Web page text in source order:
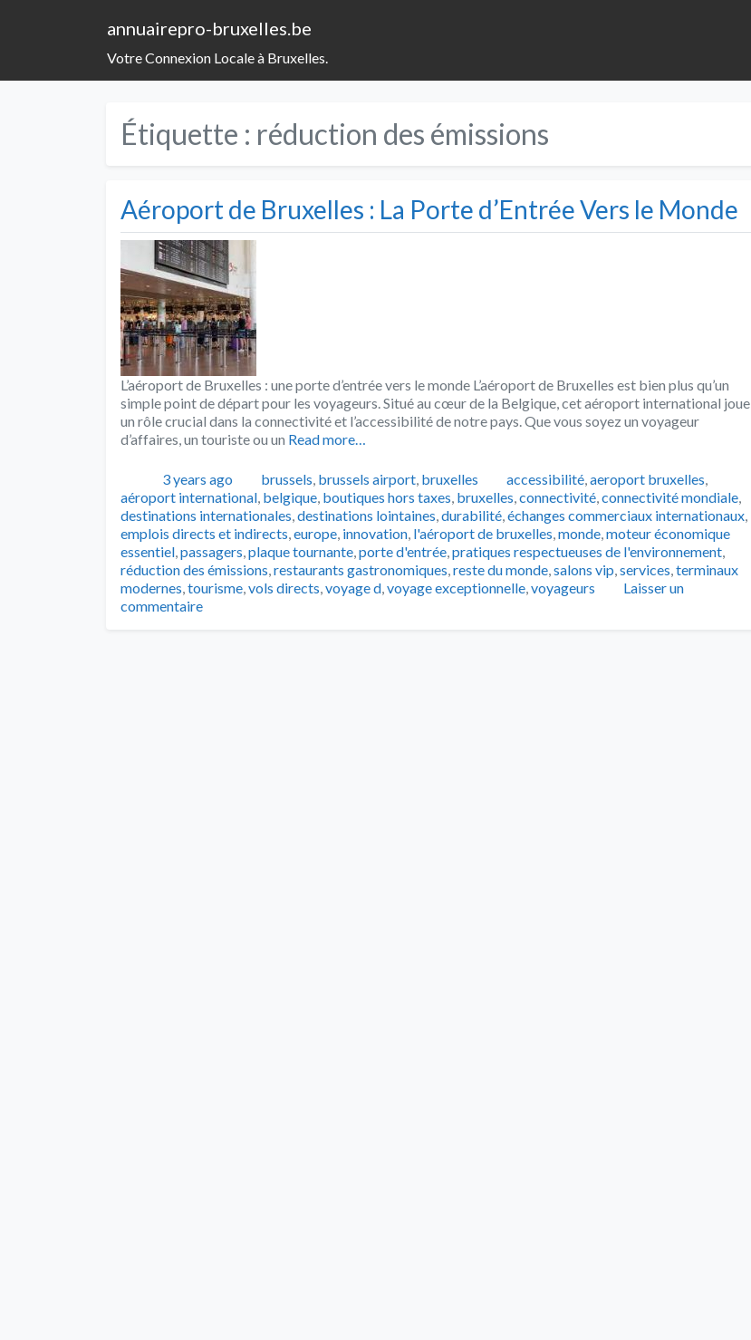
annuairepro-bruxelles.be
Votre Connexion Locale à Bruxelles.
Étiquette : réduction des émissions
Aéroport de Bruxelles : La Porte d’Entrée Vers le Monde
L’aéroport de Bruxelles : une porte d’entrée vers le monde L’aéroport de Bruxelles est bien plus qu’un
simple point de départ pour les voyageurs. Situé au cœur de la Belgique, cet aéroport international joue
un rôle crucial dans la connectivité et l’accessibilité de notre pays. Que vous soyez un voyageur
d’affaires, un touriste ou un Read more…
Publié3 years ago Catégories
brussels, brussels airport, bruxelles Tags
accessibilité,aeroport bruxelles,
aéroport international, belgique, boutiques hors taxes, bruxelles,connectivité,connectivité mondiale,
destinations internationales,destinations lointaines,durabilité,échanges commerciaux internationaux,
emplois directs et indirects,europe, innovation, l'aéroport de bruxelles,monde,moteur économique
essentiel,passagers,plaque tournante,porte d'entrée,pratiques respectueuses de l'environnement,
réduction des émissions,restaurants gastronomiques,reste du monde,salons vip,services,terminaux
modernes,tourisme,vols directs,voyage d,voyage exceptionnelle,voyageurs
Laisser un
commentaire